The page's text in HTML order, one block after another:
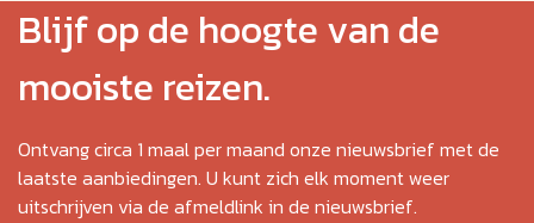
Blijf op de hoogte van de
mooiste reizen.
Ontvang circa 1 maal per maand onze nieuwsbrief met de
laatste aanbiedingen. U kunt zich elk moment weer
uitschrijven via de afmeldlink in de nieuwsbrief.